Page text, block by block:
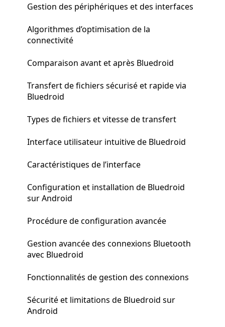
Gestion des périphériques et des interfaces
Algorithmes d’optimisation de la
connectivité
Comparaison avant et après Bluedroid
Transfert de fichiers sécurisé et rapide via
Bluedroid
Types de fichiers et vitesse de transfert
Interface utilisateur intuitive de Bluedroid
Caractéristiques de l’interface
Configuration et installation de Bluedroid
sur Android
Procédure de configuration avancée
Gestion avancée des connexions Bluetooth
avec Bluedroid
Fonctionnalités de gestion des connexions
Sécurité et limitations de Bluedroid sur
Android